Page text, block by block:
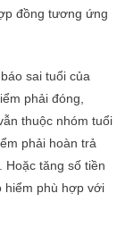
đồng tương ứng
sai tuổi của
phải đóng,
thuộc nhóm tuổi
phải hoàn trả
Hoặc tăng số tiền
hiểm phù hợp với